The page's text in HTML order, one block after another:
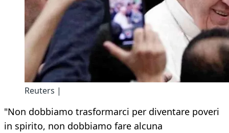
Reuters |
"Non dobbiamo trasformarci per diventare poveri
in spirito, non dobbiamo fare alcuna